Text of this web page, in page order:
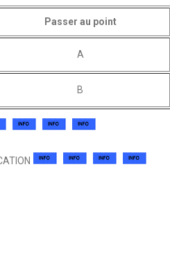
Passer au point
A
B